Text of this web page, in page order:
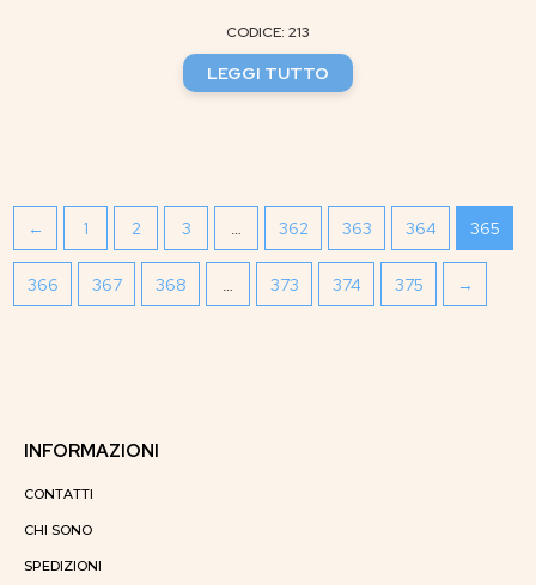
CODICE: 213
LEGGI TUTTO
← 1 2 3 362 363 364 365
366 367 368 373 374 375 →
INFORMAZIONI
CONTATTI
CHI SONO
SPEDIZIONI